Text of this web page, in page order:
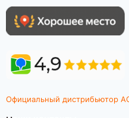
Официальный дистрибьютор